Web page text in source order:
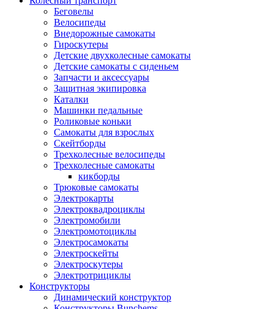
Беговелы
Велосипеды
Внедорожные самокаты
Гироскутеры
Детские двухколесные самокаты
Детские самокаты с сиденьем
Запчасти и аксессуары
Защитная экипировка
Каталки
Машинки педальные
Роликовые коньки
Самокаты для взрослых
Скейтборды
Трехколесные велосипеды
Трехколесные самокаты
кикборды
Трюковые самокаты
Электрокарты
Электроквадроциклы
Электромобили
Электромотоциклы
Электросамокаты
Электроскейты
Электроскутеры
Электротрициклы
Конструкторы
Динамический конструктор